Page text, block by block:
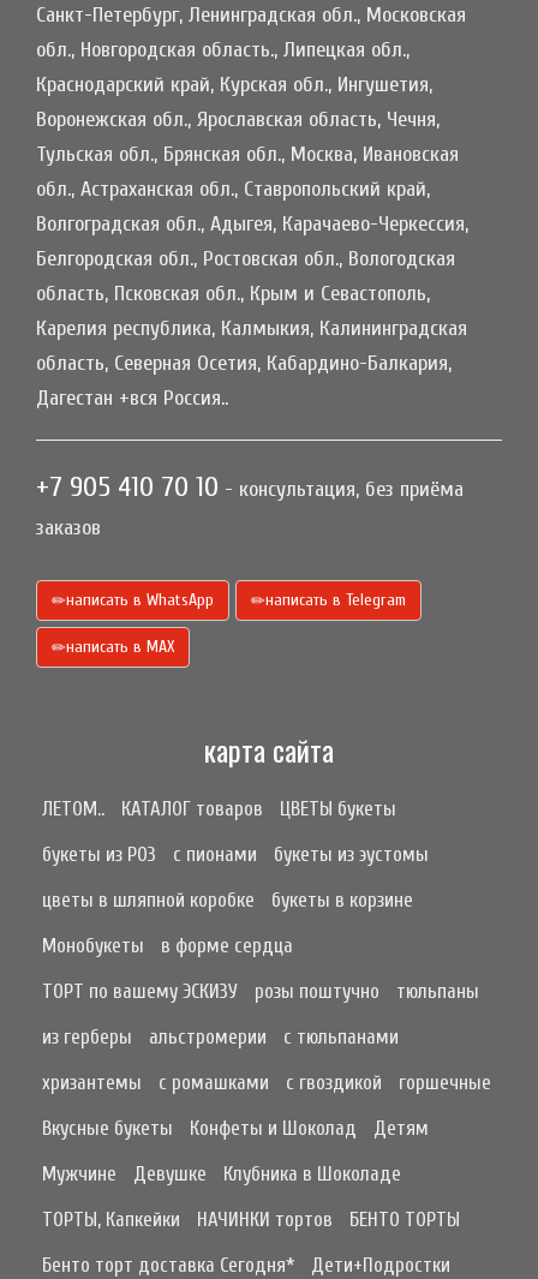
Санкт-Петербург, Ленинградская обл., Московская
обл., Новгородская область., Липецкая обл.,
Краснодарский край, Курская обл., Ингушетия,
Воронежская обл., Ярославская область, Чечня,
Тульская обл., Брянская обл., Москва, Ивановская
обл., Астраханская обл., Ставропольский край,
Волгоградская обл., Адыгея, Карачаево-Черкессия,
Белгородская обл., Ростовская обл., Вологодская
область, Псковская обл., Крым и Севастополь,
Карелия республика, Калмыкия, Калининградская
область, Северная Осетия, Кабардино-Балкария,
Дагестан +вся Россия..
+7 905 410 70 10 - консультация, без приёма
заказов
написать в WhatsApp написать в Telegram
написать в МАХ
карта сайта
ЛЕТОМ.. КАТАЛОГ товаров
ЦВЕТЫ букеты
букеты из РОЗ
с пионами
букеты из эустомы
цветы в шляпной коробке
букеты в корзине
Монобукеты
в форме сердца
ТОРТ по вашему ЭСКИЗУ
розы поштучно
тюльпаны
из герберы
альстромерии
с тюльпанами
хризантемы
с ромашками с гвоздикой
горшечные
Вкусные букеты
Конфеты и Шоколад
Детям
Мужчине
Девушке
Клубника в Шоколаде
ТОРТЫ, Капкейки
НАЧИНКИ тортов
БЕНТО ТОРТЫ
Бенто торт доставка Сегодня*
Дети+Подростки